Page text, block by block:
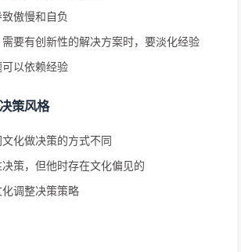
傲慢和自负
要有创新性的解决方案时，要淡化经验
以依赖经验
策风格
化做决策的方式不同
策，但他时存在文化偏见的
调整决策策略